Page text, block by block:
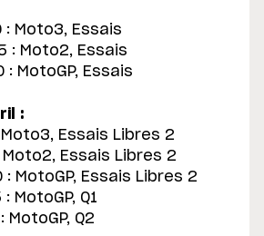
: Moto3, Essais
: Moto2, Essais
MotoGP, Essais
:
Essais Libres 2
Essais Libres 2
: MotoGP, Essais Libres 2
MotoGP, Q1
MotoGP, Q2